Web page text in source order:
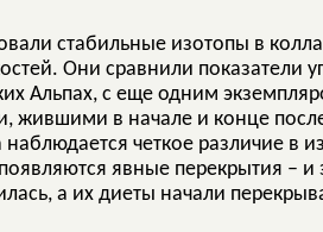
стабильные изотопы в
Они сравнили показатели
Альпах, с еще одним
жившими в начале и конце
четкое различие в
явные перекрытия –
а их диеты начали